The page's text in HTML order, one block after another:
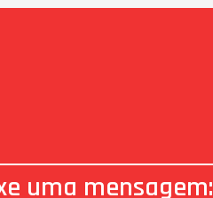
uma mensagem: